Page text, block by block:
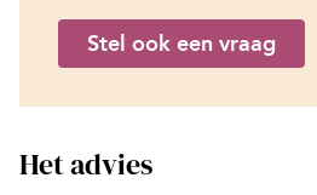
Stel ook een vraag
Het advies